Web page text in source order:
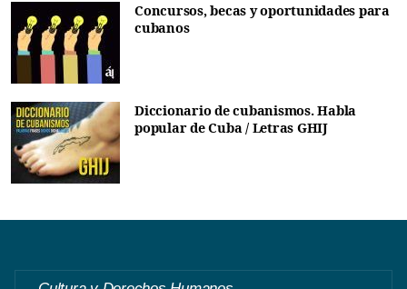
Concursos, becas y oportunidades para
cubanos
Diccionario de cubanismos. Habla
popular de Cuba / Letras GHIJ